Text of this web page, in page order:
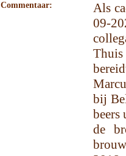
Commentaar:
Als
09-
bij
beers
de